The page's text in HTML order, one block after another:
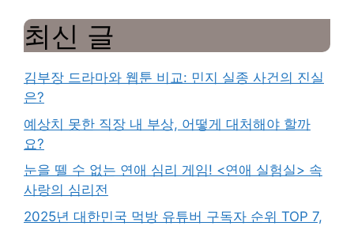
최신 글
김부장 드라마와 웹툰 비교: 민지 실종 사건의 진실
은?
예상치 못한 직장 내 부상, 어떻게 대처해야 할까
요?
눈을 뗄 수 없는 연애 심리 게임! <연애 실험실> 속
사랑의 심리전
2025년 대한민국 먹방 유튜버 구독자 순위 TOP 7,